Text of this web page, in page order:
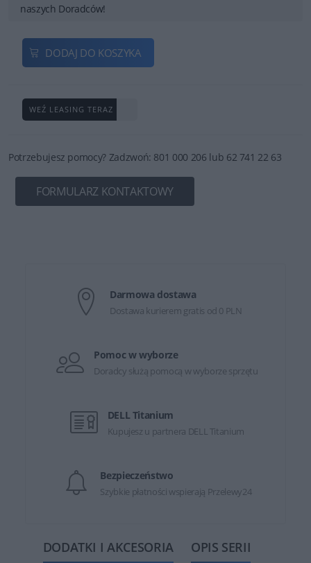
naszych Doradców!
DODAJ DO KOSZYKA
WEŹ LEASING TERAZ
Potrzebujesz pomocy? Zadzwoń: 801 000 206 lub 62 741 22 63
FORMULARZ KONTAKTOWY
Darmowa dostawa
Dostawa kurierem gratis od 0 PLN
Pomoc w wyborze
Doradcy służą pomocą w wyborze sprzętu
DELL Titanium
Kupujesz u partnera DELL Titanium
Bezpieczeństwo
Szybkie płatności wspierają Przelewy24
DODATKI I AKCESORIA
OPIS SERII